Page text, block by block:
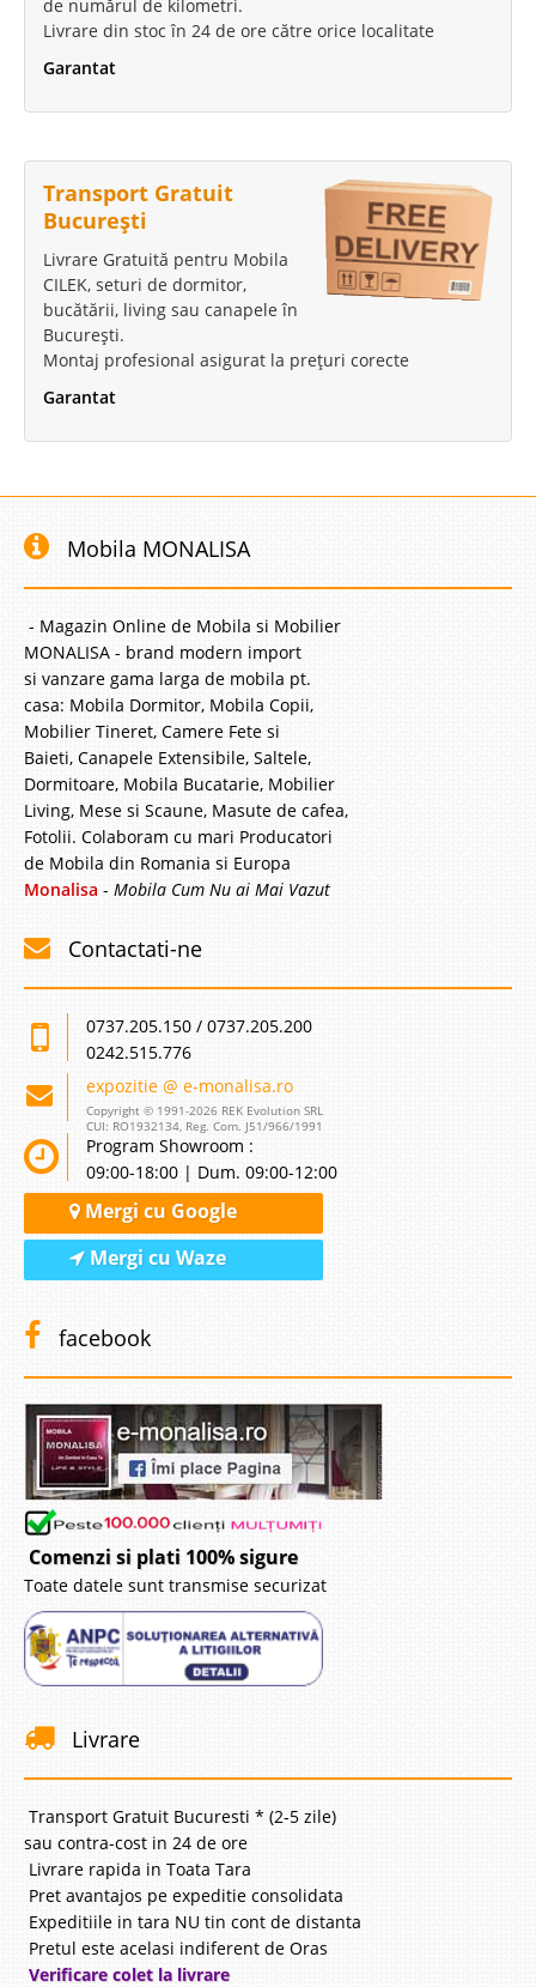
de numărul de kilometri.
Livrare din stoc în 24 de ore către orice localitate
Garantat
Transport Gratuit
București
Livrare Gratuită pentru Mobila
CILEK, seturi de dormitor,
bucătării, living sau canapele în
București.
Montaj profesional asigurat la prețuri corecte
Garantat
Mobila MONALISA
- Magazin Online de Mobila si Mobilier
MONALISA - brand modern import
si vanzare gama larga de mobila pt.
casa: Mobila Dormitor, Mobila Copii,
Mobilier Tineret, Camere Fete si
Baieti, Canapele Extensibile, Saltele,
Dormitoare, Mobila Bucatarie, Mobilier
Living, Mese si Scaune, Masute de cafea,
Fotolii. Colaboram cu mari Producatori
de Mobila din Romania si Europa
Monalisa - Mobila Cum Nu ai Mai Vazut
Contactati-ne
0737.205.150 / 0737.205.200
0242.515.776
expozitie @ e-monalisa.ro
Copyright © 1991-2026 REK Evolution SRL
CUI: RO1932134, Reg. Com. J51/966/1991
Program Showroom :
09:00-18:00 | Dum. 09:00-12:00
Mergi cu Google
Mergi cu Waze
facebook
Comenzi si plati 100% sigure
Toate datele sunt transmise securizat
Livrare
Transport Gratuit Bucuresti * (2-5 zile)
sau contra-cost in 24 de ore
Livrare rapida in Toata Tara
Pret avantajos pe expeditie consolidata
Expeditiile in tara NU tin cont de distanta
Pretul este acelasi indiferent de Oras
Verificare colet la livrare